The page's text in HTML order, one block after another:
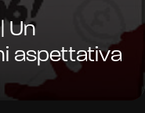
Un
aspettativa